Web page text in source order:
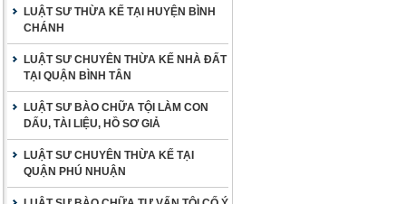
LUẬT SƯ THỪA KẾ TẠI HUYỆN BÌNH
CHÁNH
LUẬT SƯ CHUYÊN THỪA KẾ NHÀ ĐẤT
TẠI QUẬN BÌNH TÂN
LUẬT SƯ BÀO CHỮA TỘI LÀM CON
DẤU, TÀI LIỆU, HỒ SƠ GIẢ
LUẬT SƯ CHUYÊN THỪA KẾ TẠI
QUẬN PHÚ NHUẬN